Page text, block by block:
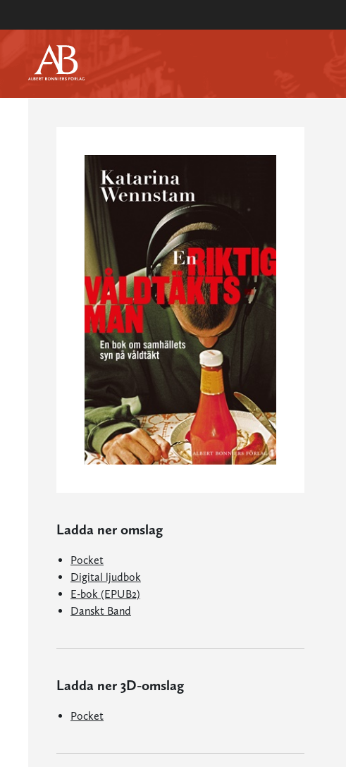
Ladda ner omslag
Pocket
Digital ljudbok
E-bok (EPUB2)
Danskt Band
Ladda ner 3D-omslag
Pocket